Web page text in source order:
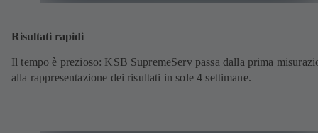
Risultati rapidi
Il tempo è prezioso: KSB SupremeServ passa dalla prima
alla rappresentazione dei risultati in sole 4 settimane.